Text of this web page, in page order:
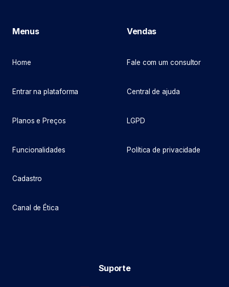
Menus
Home
Entrar na plataforma
Planos e Preços
Funcionalidades
Cadastro
Canal de Ética
Vendas
Fale com um consultor
Central de ajuda
LGPD
Política de privacidade
Suporte